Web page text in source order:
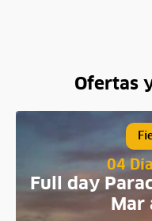
Ofertas
04
Full day
Mar